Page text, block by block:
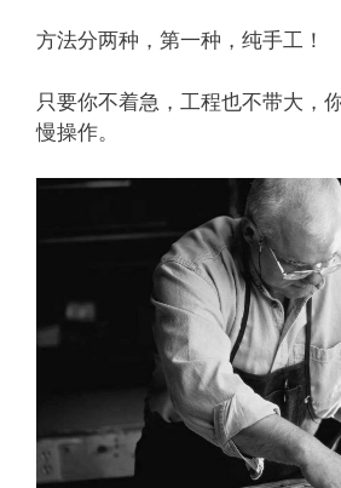
方法分两种，第一种，纯手工！
只要你不着急，工程也不带大，
慢操作。